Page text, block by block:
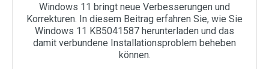
Windows 11 bringt neue Verbesserungen und
Korrekturen. In diesem Beitrag erfahren Sie, wie Sie
Windows 11 KB5041587 herunterladen und das
damit verbundene Installationsproblem beheben
können.